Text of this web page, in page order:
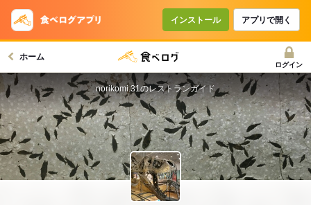
インストール アプリで開く
ホーム
ログイン
norikomi.31のレストランガイド